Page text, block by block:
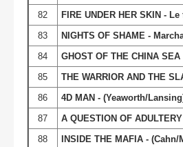
82
FIRE UNDER HER SKIN -
83
NIGHTS OF SHAME -
84
GHOST OF THE CHINA
85
THE WARRIOR AND THE
86
4D MAN - (Yeaworth/
87
A QUESTION OF
88
INSIDE THE MAFIA -